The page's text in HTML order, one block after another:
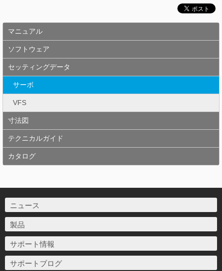
マニュアル
ソフトウェア
セッティングデータ
サーボ
VFS
寸法図
テクニカルガイド
カタログ
ニュース
製品
サポート情報
サポートブログ